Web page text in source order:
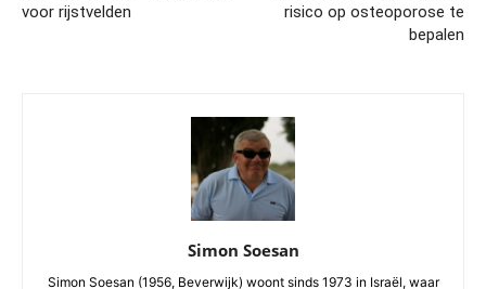
voor rijstvelden
risico op osteoporose te
bepalen
Simon Soesan
Simon Soesan (1956, Beverwijk) woont sinds 1973 in Israël, waar